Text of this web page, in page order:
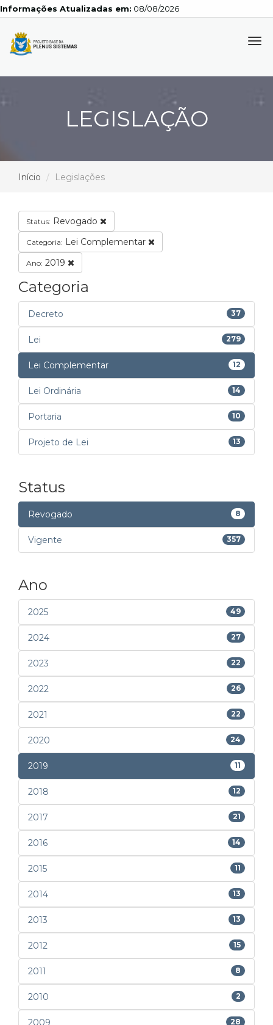
Atualizadas em: 08/08/2026
LEGISLAÇÃO
Início Legislações
Status: Revogado
Categoria: Lei Complementar
Ano: 2019
Categoria
Decreto 37
Lei 279
Lei Complementar 12
Lei Ordinária 14
Portaria 10
Projeto de Lei 13
Status
Revogado 8
Vigente 357
Ano
2025 49
2024 27
2023 22
2022 26
2021 22
2020 24
2019 11
2018 12
2017 21
2016 14
2015 11
2014 13
2013 13
2012 15
2011 8
2010 2
2009 28